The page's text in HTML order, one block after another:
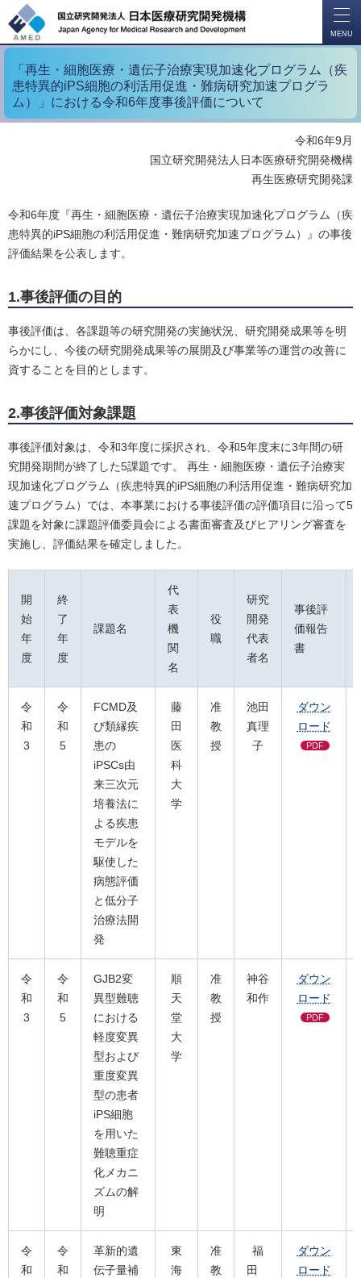
MENU
「再生・細胞医療・遺伝子治療実現加速化プログラム（疾
患特異的iPS細胞の利活用促進・難病研究加速プログラ
ム）」における令和6年度事後評価について
令和6年9月
国立研究開発法人日本医療研究開発機構
再生医療研究開発課
令和6年度『再生・細胞医療・遺伝子治療実現加速化プログラム（疾
患特異的iPS細胞の利活用促進・難病研究加速プログラム）』の事後
評価結果を公表します。
1.事後評価の目的
事後評価は、各課題等の研究開発の実施状況、研究開発成果等を明
らかにし、今後の研究開発成果等の展開及び事業等の運営の改善に
資することを目的とします。
2.事後評価対象課題
事後評価対象は、令和3年度に採択され、令和5年度末に3年間の研
究開発期間が終了した5課題です。 再生・細胞医療・遺伝子治療実
現加速化プログラム（疾患特異的iPS細胞の利活用促進・難病研究加
速プログラム）では、本事業における事後評価の評価項目に沿って5
課題を対象に課題評価委員会による書面審査及びヒアリング審査を
実施し、評価結果を確定しました。
開
始
年
度
終
了
年
度
課題名
代
表
機
関
名
役
職
研究
開発
代表
者名
事後評
価報告
書
令
和
3
令
和
5
FCMD及
び類縁疾
患の
iPSCs由
来三次元
培養法に
よる疾患
モデルを
駆使した
病態評価
と低分子
治療法開
発
藤
田
医
科
大
学
准
教
授
池田
真理
子
ダウン
ロード
PDF
令
和
3
令
和
5
GJB2変
異型難聴
における
軽度変異
型および
重度変異
型の患者
iPS細胞
を用いた
難聴重症
化メカニ
ズムの解
明
順
天
堂
大
学
准
教
授
神谷
和作
ダウン
ロード
PDF
令
和
令
和
革新的遺
伝子量補
東
海
准
教
福
田
ダウン
ロード